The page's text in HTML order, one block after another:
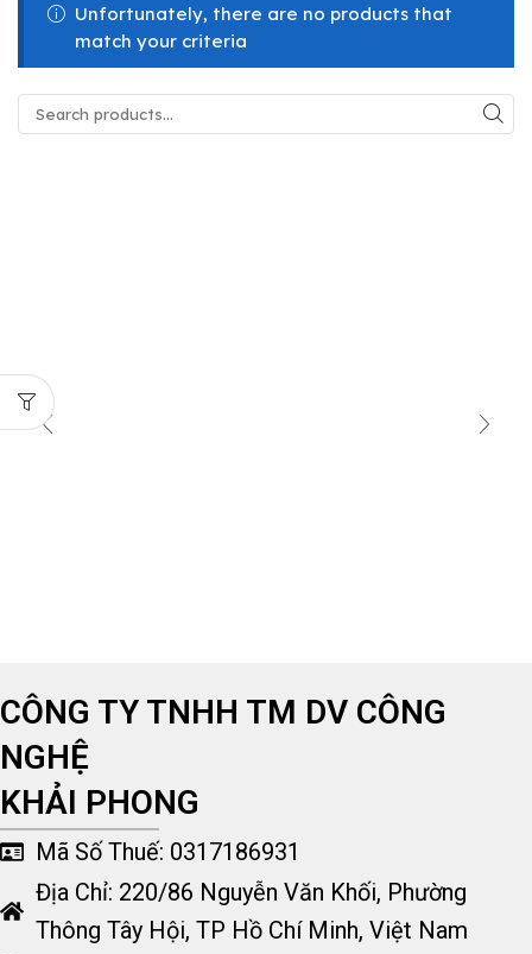
Unfortunately, there are no products that
match your criteria
CÔNG TY TNHH TM DV CÔNG
NGHỆ
KHẢI PHONG
Mã Số Thuế: 0317186931
Địa Chỉ: 220/86 Nguyễn Văn Khối, Phường
Thông Tây Hội, TP Hồ Chí Minh, Việt Nam